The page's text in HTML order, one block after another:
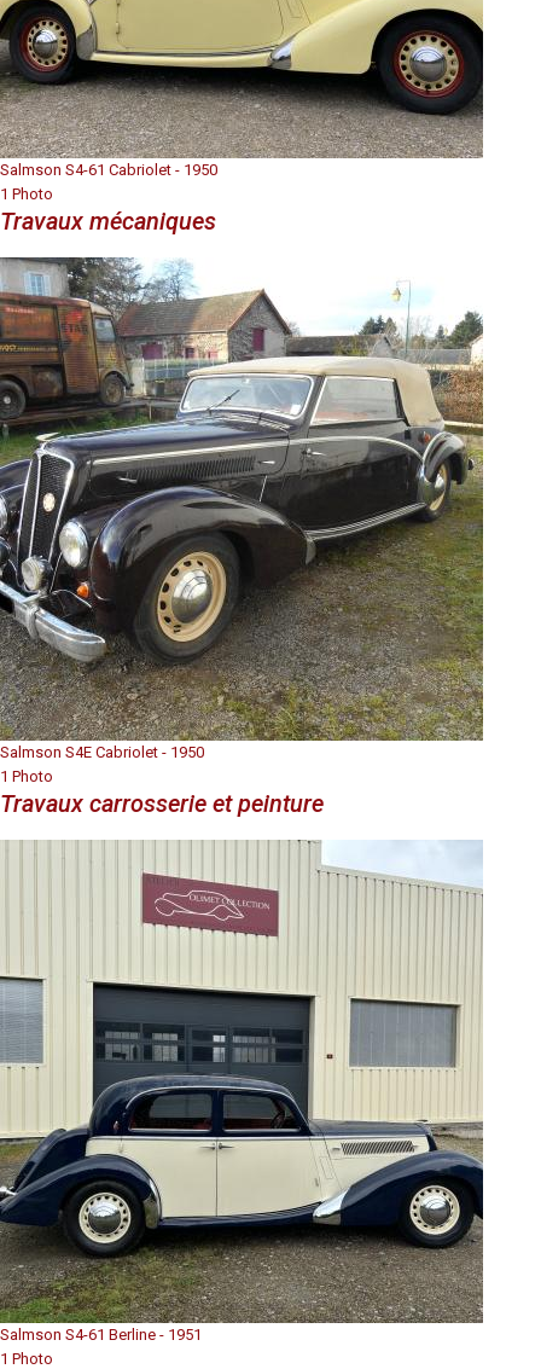
Salmson S4-61 Cabriolet - 1950
1 Photo
Travaux mécaniques
Salmson S4E Cabriolet - 1950
1 Photo
Travaux carrosserie et peinture
Salmson S4-61 Berline - 1951
1 Photo